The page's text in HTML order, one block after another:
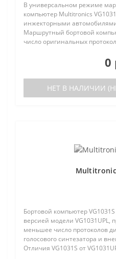
В универсальном режиме
компьютер Multitronics
инжекторными
Маршрутный бортовой
число оригинальных
0
НЕТ В НАЛИЧИИ
Бортовой компьютер
версией модели VG1031UPL,
меньшее число протоколов
голосового синтезатора и
Отличия VG1031S от